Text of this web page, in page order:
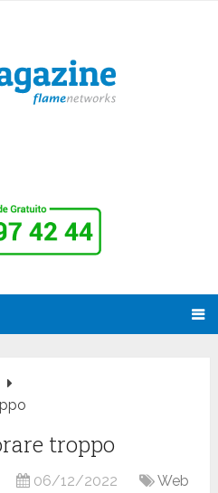
troppo
06/12/2022
Web